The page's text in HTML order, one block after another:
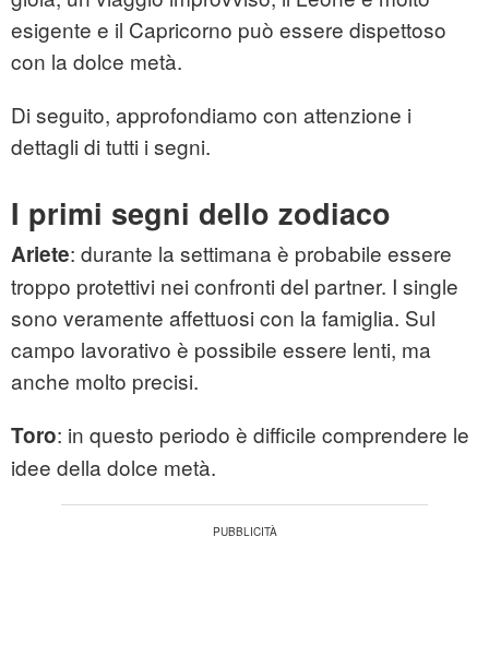
esigente e il Capricorno può essere dispettoso
con la dolce metà.
Di seguito, approfondiamo con attenzione i
dettagli di tutti i segni.
I primi segni dello zodiaco
Ariete: durante la settimana è probabile essere
troppo protettivi nei confronti del partner. I single
sono veramente affettuosi con la famiglia. Sul
campo lavorativo è possibile essere lenti, ma
anche molto precisi.
Toro: in questo periodo è difficile comprendere le
idee della dolce metà.